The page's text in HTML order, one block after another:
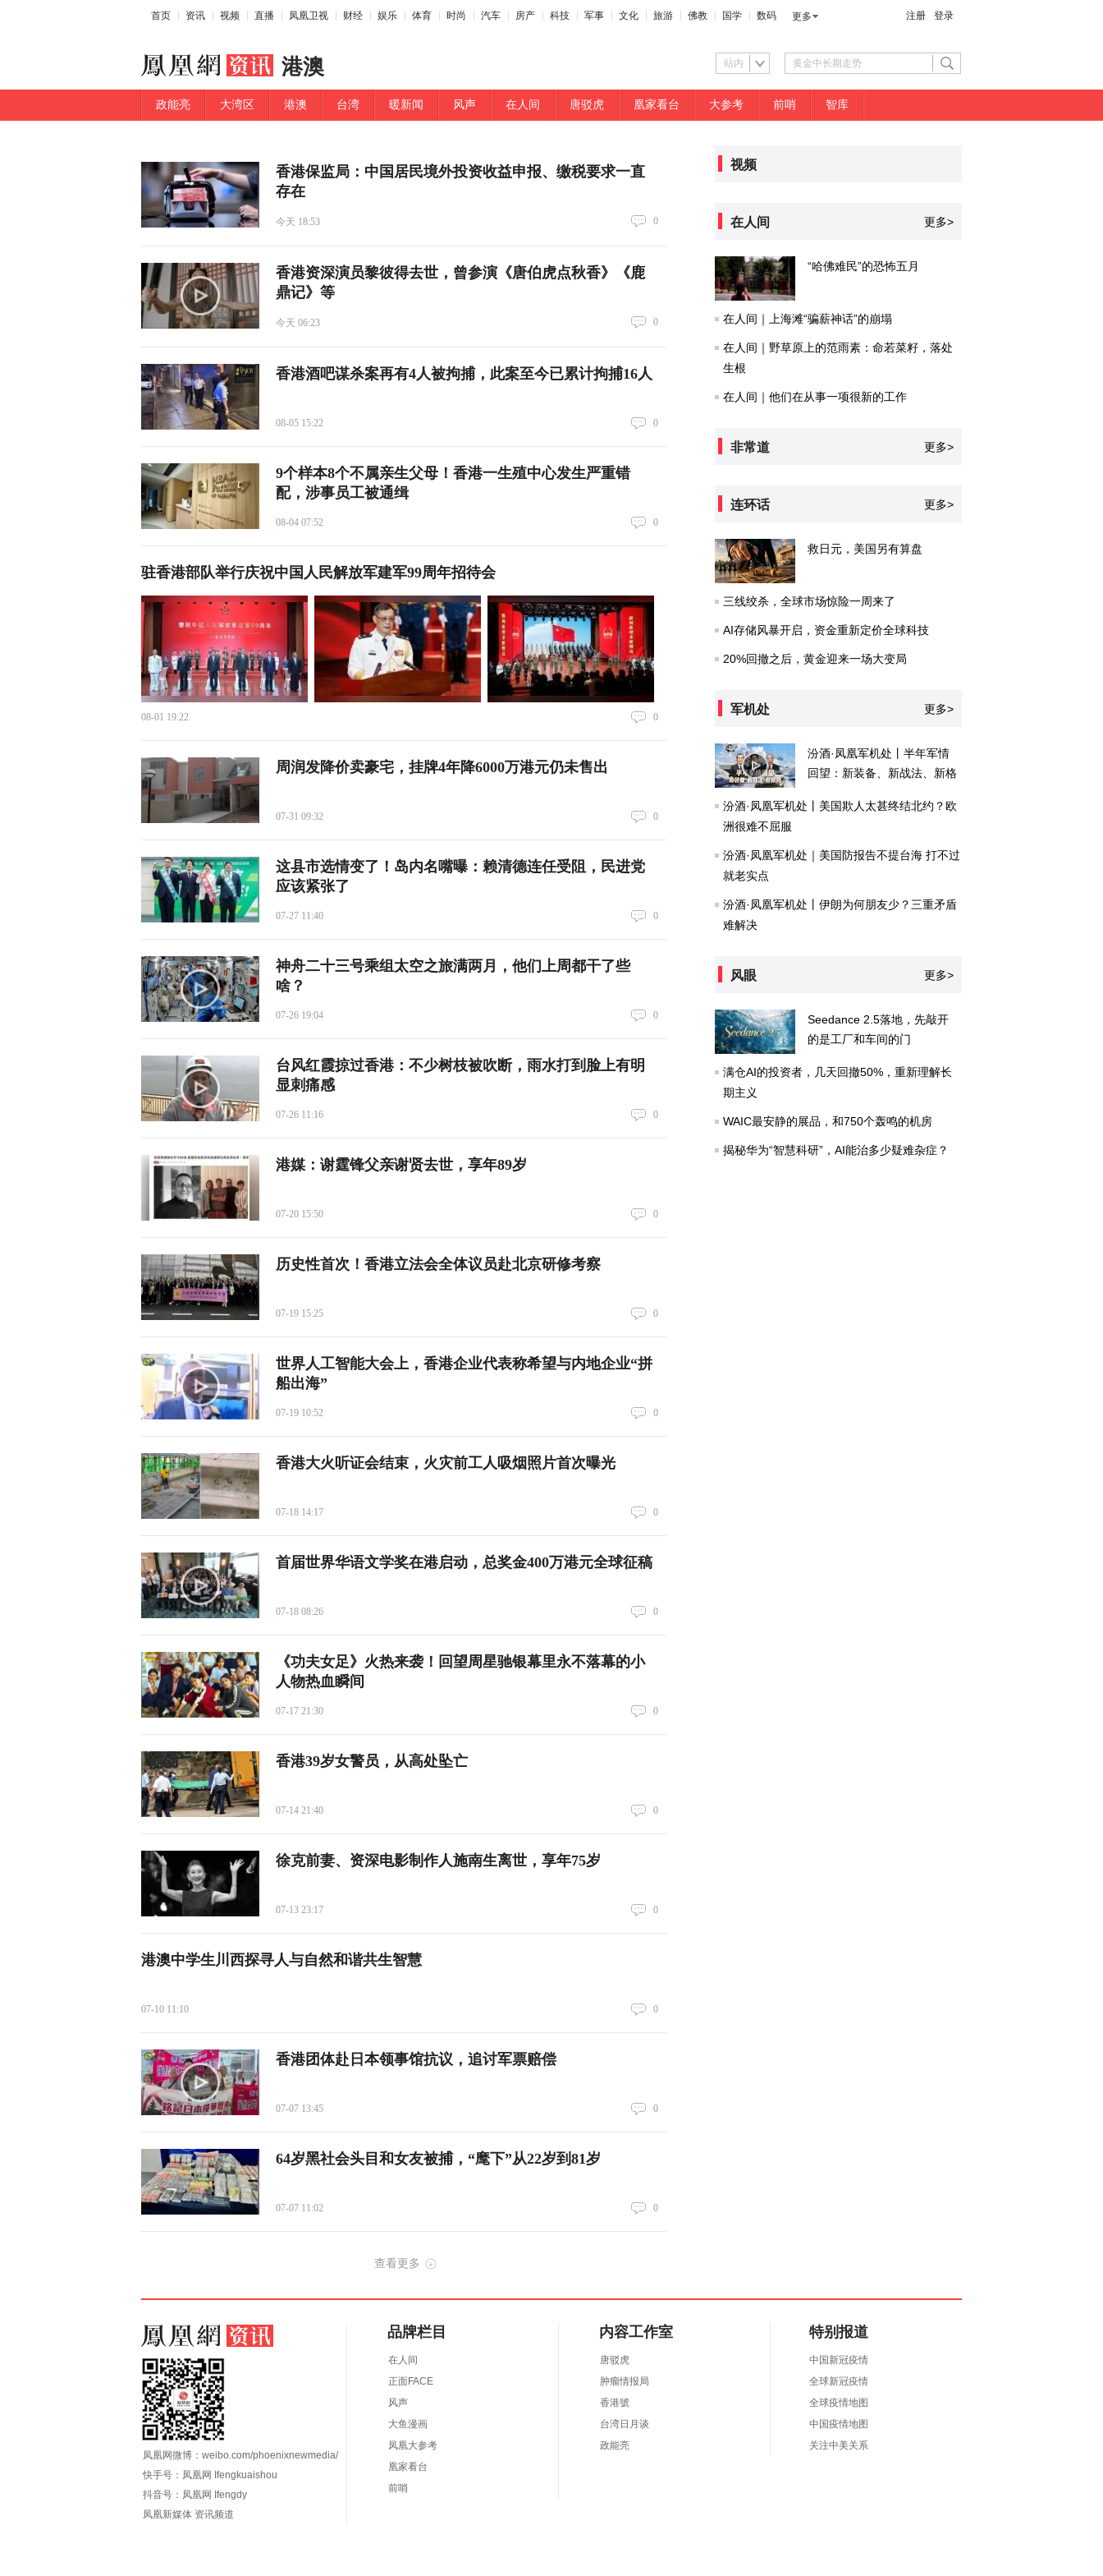
首页 资讯 视频 直播 凤凰卫视 财经 娱乐 体育 时尚 汽车 房产 科技 军事 文化 旅游 佛教 国学 数码 更多 注册 登录
港澳 站内
政能亮 大湾区 港澳 台湾 暖新闻 风声 在人间 唐驳虎 凰家看台 大参考 前哨 智库
香港保监局：中国居民境外投资收益申报、缴税要求一直
存在
今天 18:53 0
香港资深演员黎彼得去世，曾参演《唐伯虎点秋香》《鹿
鼎记》等
今天 06:23 0
香港酒吧谋杀案再有4人被拘捕，此案至今已累计拘捕16人
08-05 15:22 0
9个样本8个不属亲生父母！香港一生殖中心发生严重错
配，涉事员工被通缉
08-04 07:52 0
驻香港部队举行庆祝中国人民解放军建军99周年招待会
08-01 19:22 0
周润发降价卖豪宅，挂牌4年降6000万港元仍未售出
07-31 09:32 0
这县市选情变了！岛内名嘴曝：赖清德连任受阻，民进党
应该紧张了
07-27 11:40 0
神舟二十三号乘组太空之旅满两月，他们上周都干了些
啥？
07-26 19:04 0
台风红霞掠过香港：不少树枝被吹断，雨水打到脸上有明
显刺痛感
07-26 11:16 0
港媒：谢霆锋父亲谢贤去世，享年89岁
07-20 15:50 0
历史性首次！香港立法会全体议员赴北京研修考察
07-19 15:25 0
世界人工智能大会上，香港企业代表称希望与内地企业“拼
船出海”
07-19 10:52 0
香港大火听证会结束，火灾前工人吸烟照片首次曝光
07-18 14:17 0
首届世界华语文学奖在港启动，总奖金400万港元全球征稿
07-18 08:26 0
《功夫女足》火热来袭！回望周星驰银幕里永不落幕的小
人物热血瞬间
07-17 21:30 0
香港39岁女警员，从高处坠亡
07-14 21:40 0
徐克前妻、资深电影制作人施南生离世，享年75岁
07-13 23:17 0
港澳中学生川西探寻人与自然和谐共生智慧
07-10 11:10 0
香港团体赴日本领事馆抗议，追讨军票赔偿
07-07 13:45 0
64岁黑社会头目和女友被捕，“麾下”从22岁到81岁
07-07 11:02 0
查看更多
视频
在人间 更多>
“哈佛难民”的恐怖五月
在人间｜上海滩“骗薪神话”的崩塌
在人间｜野草原上的范雨素：命若菜籽，落处
生根
在人间｜他们在从事一项很新的工作
非常道 更多>
连环话 更多>
救日元，美国另有算盘
三线绞杀，全球市场惊险一周来了
AI存储风暴开启，资金重新定价全球科技
20%回撤之后，黄金迎来一场大变局
军机处 更多>
汾酒·凤凰军机处丨半年军情
回望：新装备、新战法、新格
汾酒·凤凰军机处丨美国欺人太甚终结北约？欧
洲很难不屈服
汾酒·凤凰军机处｜美国防报告不提台海 打不过
就老实点
汾酒·凤凰军机处丨伊朗为何朋友少？三重矛盾
难解决
风眼 更多>
Seedance 2.5落地，先敲开
的是工厂和车间的门
满仓AI的投资者，几天回撤50%，重新理解长
期主义
WAIC最安静的展品，和750个轰鸣的机房
揭秘华为“智慧科研”，AI能治多少疑难杂症？
凤凰网微博： weibo.com/phoenixnewmedia/
快手号：凤凰网 Ifengkuaishou
抖音号：凤凰网 Ifengdy
凤凰新媒体 资讯频道
品牌栏目
在人间
正面FACE
风声
大鱼漫画
凤凰大参考
凰家看台
前哨
内容工作室
唐驳虎
肿瘤情报局
香港號
台湾日月谈
政能亮
特别报道
中国新冠疫情
全球新冠疫情
全球疫情地图
中国疫情地图
关注中美关系